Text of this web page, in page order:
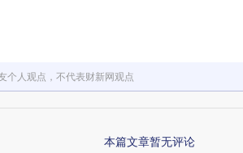
个人观点，不代表财新网观点
本篇文章暂无评论